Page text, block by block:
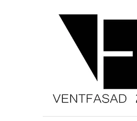
АЛЮМИНИЕВЫЙ
КІРІҢІЗ
ПАРОЛЬДІ
БА?